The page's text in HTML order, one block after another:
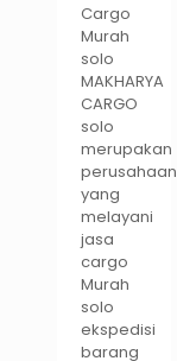
Cargo
Murah
solo
MAKHARYA
CARGO
solo
merupakan
perusahaan
yang
melayani
jasa
cargo
Murah
solo
ekspedisi
barang